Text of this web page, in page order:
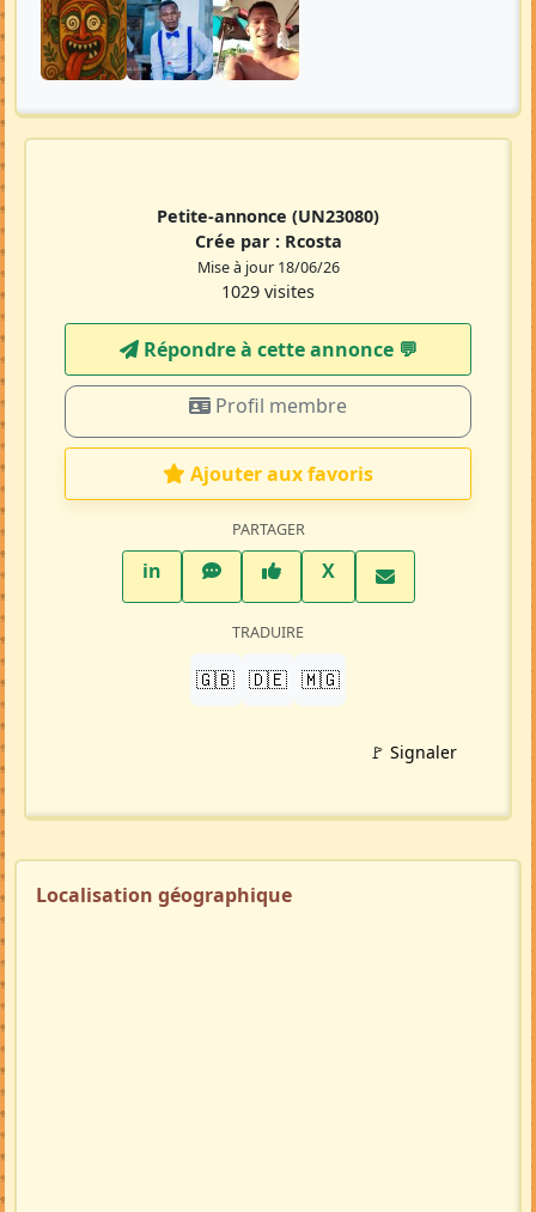
Petite-annonce (UN23080)
Crée par : Rcosta
Mise à jour 18/06/26
1029 visites
Répondre à cette annonce 💬​
Profil membre
Ajouter aux favoris
PARTAGER
inLinkedInWhatsAppFacebook
XTwitter X
TRADUIRE
🇬🇧 🇩🇪 🇲🇬
🚩 Signaler
Localisation géographique